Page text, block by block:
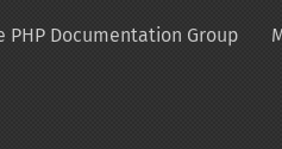
PHP Documentation Group